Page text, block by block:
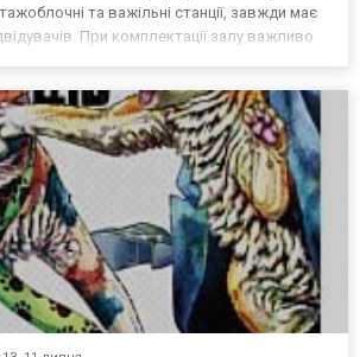
та важільні станції, завжди має
При комплектації залу важливо